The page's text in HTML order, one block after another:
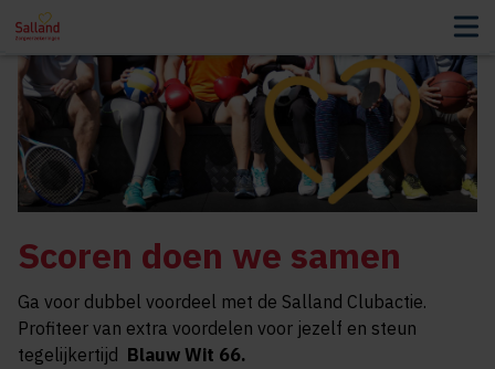
Scoren doen we samen
Ga voor dubbel voordeel met de Salland Clubactie.
Profiteer van extra voordelen voor jezelf en steun
tegelijkertijd Blauw Wit 66.